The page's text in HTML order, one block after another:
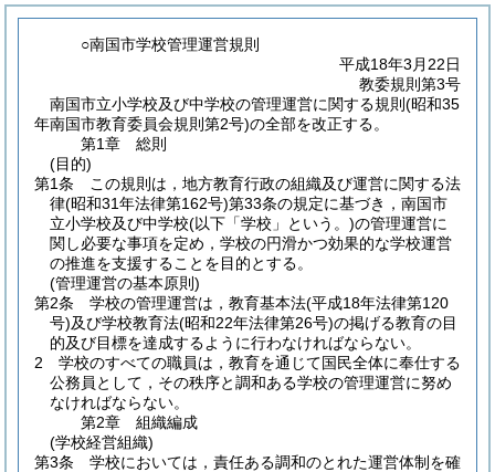
○南国市学校管理運営規則
平成18年3月22日
教委規則第3号
南国市立小学校及び中学校の管理運営に関する規則(昭和35
年南国市教育委員会規則第2号)の全部を改正する。
第1章
総則
(目的)
第1条
この規則は，地方教育行政の組織及び運営に関する法
律(昭和31年法律第162号)第33条の規定に基づき，南国市
立小学校及び中学校(以下「学校」という。)の管理運営に
関し必要な事項を定め，学校の円滑かつ効果的な学校運営
の推進を支援することを目的とする。
(管理運営の基本原則)
第2条
学校の管理運営は，教育基本法(平成18年法律第120
号)及び学校教育法(昭和22年法律第26号)の掲げる教育の目
的及び目標を達成するように行わなければならない。
2
学校のすべての職員は，教育を通じて国民全体に奉仕する
公務員として，その秩序と調和ある学校の管理運営に努め
なければならない。
第2章
組織編成
(学校経営組織)
第3条
学校においては，責任ある調和のとれた運営体制を確